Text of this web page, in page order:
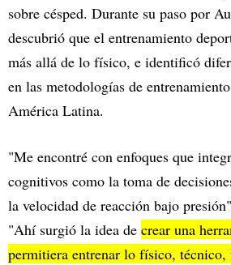
sobre césped. Durante su paso por
descubrió que el entrenamiento
más allá de lo físico, e identificó
en las metodologías de
América Latina.
"Me encontré con enfoques que
cognitivos como la toma de
la velocidad de reacción bajo
"Ahí surgió la idea de crear una
permitiera entrenar lo físico,